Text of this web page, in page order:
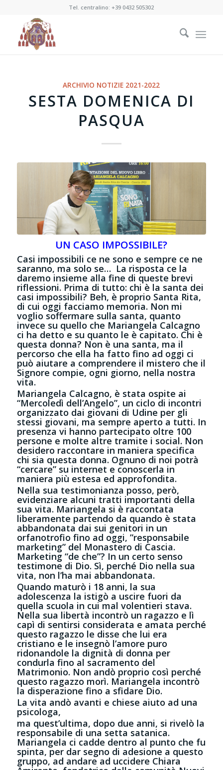
Tel. centralino:+39 0432 505302
ARCHIVIO NOTIZIE 2021-2022
SESTA DOMENICA DI
PASQUA
UN CASO IMPOSSIBILE?
Casi impossibili ce ne sono e sempre ce ne
saranno, ma solo se… La risposta ce la
daremo insieme alla fine di queste brevi
riflessioni. Prima di tutto: chi è la santa dei
casi impossibili? Beh, è proprio Santa Rita,
di cui oggi facciamo memoria. Non mi
voglio soffermare sulla santa, quanto
invece su quello che Mariangela Calcagno
ci ha detto e su quanto le è capitato. Chi è
questa donna? Non è una santa, ma il
percorso che ella ha fatto fino ad oggi ci
può aiutare a comprendere il mistero che il
Signore compie, ogni giorno, nella nostra
vita.
Mariangela Calcagno, è stata ospite ai
“Mercoledì dell’Angelo”, un ciclo di incontri
organizzato dai giovani di Udine per gli
stessi giovani, ma sempre aperto a tutti. In
presenza vi hanno partecipato oltre 100
persone e molte altre tramite i social. Non
desidero raccontare in maniera specifica
chi sia questa donna. Ognuno di noi potrà
“cercare” su internet e conoscerla in
maniera più estesa ed approfondita.
Nella sua testimonianza posso, però,
evidenziare alcuni tratti importanti della
sua vita. Mariangela si è raccontata
liberamente partendo da quando è stata
abbandonata dai sui genitori in un
orfanotrofio fino ad oggi, ”responsabile
marketing” del Monastero di Cascia.
Marketing “de che”? In un certo senso
testimone di Dio. Sì, perché Dio nella sua
vita, non l’ha mai abbandonata.
Quando maturò i 18 anni, la sua
adolescenza la istigò a uscire fuori da
quella scuola in cui mal volentieri stava.
Nella sua libertà incontrò un ragazzo e lì
capì di sentirsi considerata e amata perché
questo ragazzo le disse che lui era
cristiano e le insegnò l’amore puro
ridonandole la dignità di donna per
condurla fino al sacramento del
Matrimonio. Non andò proprio così perché
questo ragazzo morì. Mariangela incontrò
la disperazione fino a sfidare Dio.
La vita andò avanti e chiese aiuto ad una
psicologa,
ma quest’ultima, dopo due anni, si rivelò la
responsabile di una setta satanica.
Mariangela ci cadde dentro al punto che fu
spinta, per dar segno di adesione a questo
gruppo, ad andare ad uccidere Chiara